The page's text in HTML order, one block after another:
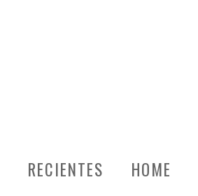
RECIENTES HOME